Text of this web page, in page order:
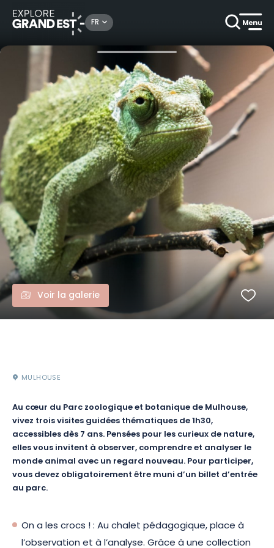
FR
Nature Explorez les secrets du monde animal au parc zoologique de Mulhouse
Voir la galerie
MULHOUSE
Au cœur du Parc zoologique et botanique de Mulhouse,
vivez trois visites guidées thématiques de 1h30,
accessibles dès 7 ans. Pensées pour les curieux de nature,
elles vous invitent à observer, comprendre et analyser le
monde animal avec un regard nouveau. Pour participer,
vous devez obligatoirement être muni d’un billet d’entrée
au parc.
On a les crocs ! : Au chalet pédagogique, place à
l’observation et à l’analyse. Grâce à une collection